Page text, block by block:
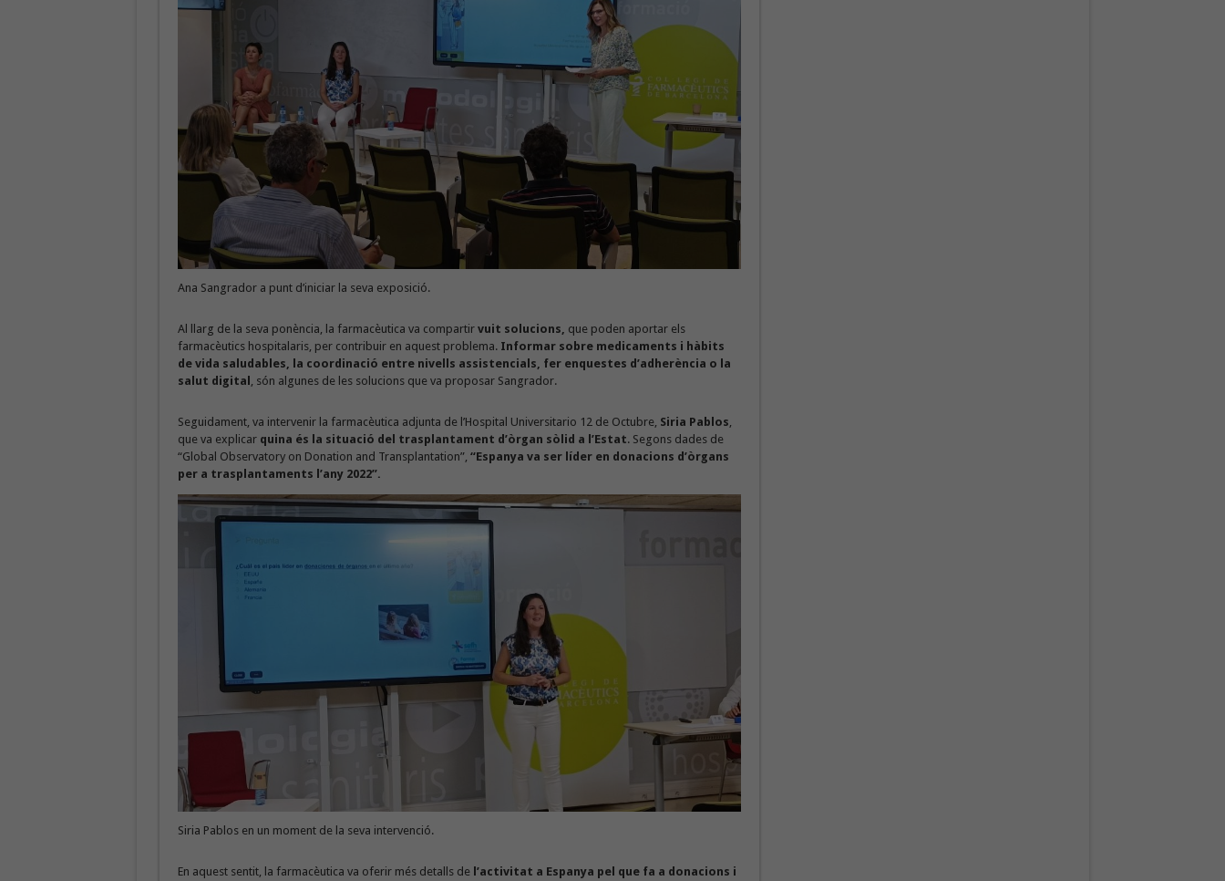
Ana Sangrador a punt d’iniciar la seva exposició.
Al llarg de la seva ponència, la farmacèutica va compartir vuit solucions, que poden aportar els
farmacèutics hospitalaris, per contribuir en aquest problema. Informar sobre medicaments i hàbits
de vida saludables, la coordinació entre nivells assistencials, fer enquestes d’adherència o la
salut digital , són algunes de les solucions que va proposar Sangrador.
Seguidament, va intervenir la farmacèutica adjunta de l’Hospital Universitario 12 de Octubre, Siria Pablos,
que va explicar quina és la situació del trasplantament d’òrgan sòlid a l’Estat. Segons dades de
“Global Observatory on Donation and Transplantation”, “Espanya va ser líder en donacions d’òrgans
per a trasplantaments l’any 2022”.
Siria Pablos en un moment de la seva intervenció.
En aquest sentit, la farmacèutica va oferir més detalls de l’activitat a Espanya pel que fa a donacions i